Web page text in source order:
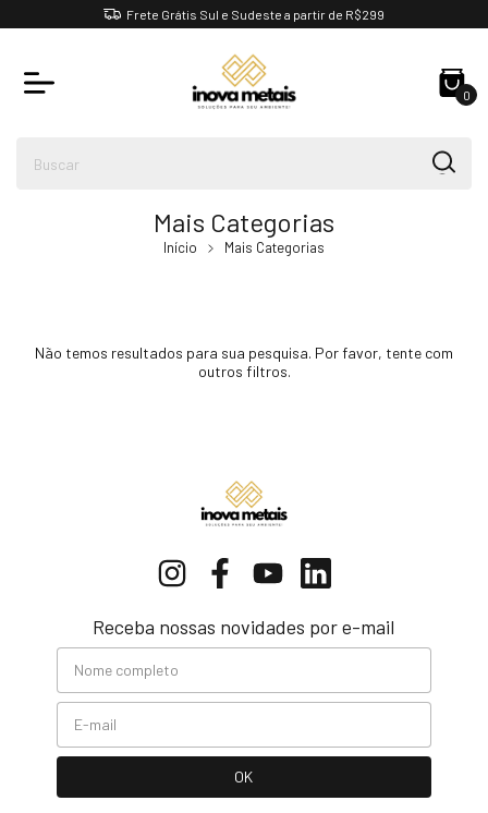
Frete Grátis Sul e Sudeste a partir de R$299
0
Mais Categorias
Início Mais Categorias
Não temos resultados para sua pesquisa. Por favor, tente com
outros filtros.
Receba nossas novidades por e-mail